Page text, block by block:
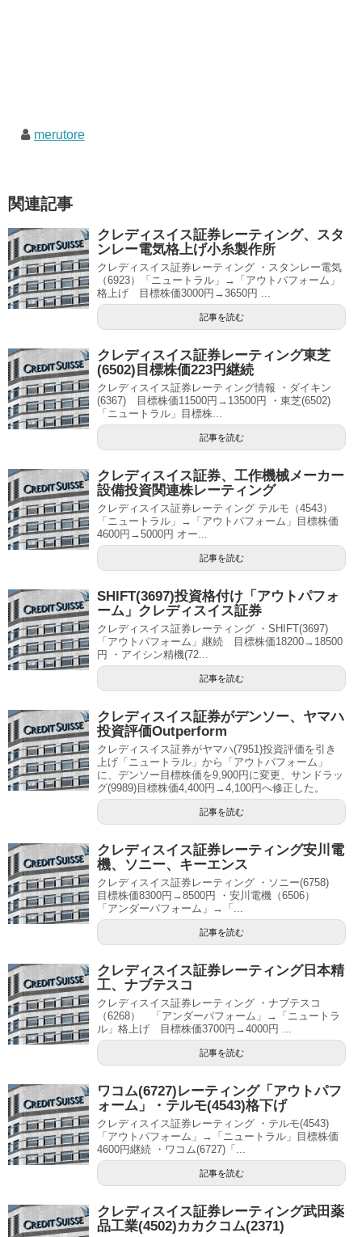
merutore
関連記事
クレディスイス証券レーティング、スタ
ンレー電気格上げ小糸製作所
クレディスイス証券レーティング ・スタンレー電気
（6923）「ニュートラル」→「アウトパフォーム」
格上げ 目標株価3000円→3650円 ...
記事を読む
クレディスイス証券レーティング東芝
(6502)目標株価223円継続
クレディスイス証券レーティング情報 ・ダイキン
(6367) 目標株価11500円→13500円 ・東芝(6502)
「ニュートラル」目標株...
記事を読む
クレディスイス証券、工作機械メーカー
設備投資関連株レーティング
クレディスイス証券レーティング テルモ（4543）
「ニュートラル」→「アウトパフォーム」目標株価
4600円→5000円 オー...
記事を読む
SHIFT(3697)投資格付け「アウトパフォ
ーム」クレディスイス証券
クレディスイス証券レーティング ・SHIFT(3697)
「アウトパフォーム」継続 目標株価18200→18500
円 ・アイシン精機(72...
記事を読む
クレディスイス証券がデンソー、ヤマハ
投資評価Outperform
クレディスイス証券がヤマハ(7951)投資評価を引き
上げ「ニュートラル」から「アウトパフォーム」
に、デンソー目標株価を9,900円に変更、サンドラッ
グ(9989)目標株価4,400円→4,100円へ修正した。
記事を読む
クレディスイス証券レーティング安川電
機、ソニー、キーエンス
クレディスイス証券レーティング ・ソニー(6758)
目標株価8300円→8500円 ・安川電機（6506）
「アンダーパフォーム」→「...
記事を読む
クレディスイス証券レーティング日本精
工、ナブテスコ
クレディスイス証券レーティング ・ナブテスコ
（6268） 「アンダーパフォーム」→「ニュートラ
ル」格上げ 目標株価3700円→4000円 ...
記事を読む
ワコム(6727)レーティング「アウトパフ
ォーム」・テルモ(4543)格下げ
クレディスイス証券レーティング ・テルモ(4543)
「アウトパフォーム」→「ニュートラル」目標株価
4600円継続 ・ワコム(6727)「...
記事を読む
クレディスイス証券レーティング武田薬
品工業(4502)カカクコム(2371)